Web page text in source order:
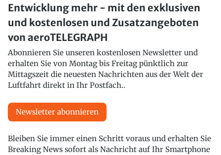
Entwicklung mehr - mit den exklusiven
und kostenlosen und Zusatzangeboten
von aeroTELEGRAPH
Abonnieren Sie unseren kostenlosen Newsletter und
erhalten Sie von Montag bis Freitag pünktlich zur
Mittagszeit die neuesten Nachrichten aus der Welt der
Luftfahrt direkt in Ihr Postfach..
Newsletter abonnieren
Bleiben Sie immer einen Schritt voraus und erhalten Sie
Breaking News sofort als Nachricht auf Ihr Smartphone